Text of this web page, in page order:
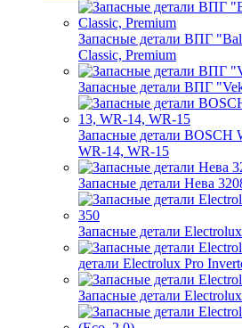
Запасные детали ВПГ
Classic, Premium
Запасные детали ВПГ
Запасные детали BOSCH
WR-14, WR-15
Запасные детали Нева
Запасные детали
детали Electrolux Pro
Запасные детали